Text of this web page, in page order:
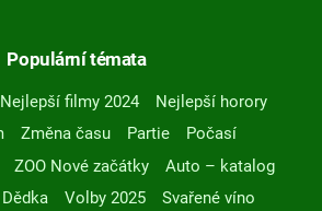
Populární témata
Nejlepší filmy 2024
Nejlepší horory
Změna času Partie
Počasí
ZOO Nové začátky
Auto – katalog
Volby 2025
Svařené víno